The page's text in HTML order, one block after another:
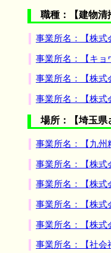
職種：【建物清
事業所名：【株式
事業所名：【キ
事業所名：【株式
事業所名：【株式
場所：【埼玉県
事業所名：【九州
事業所名：【株式
事業所名：【株式
事業所名：【株式
事業所名：【株式
事業所名：【社